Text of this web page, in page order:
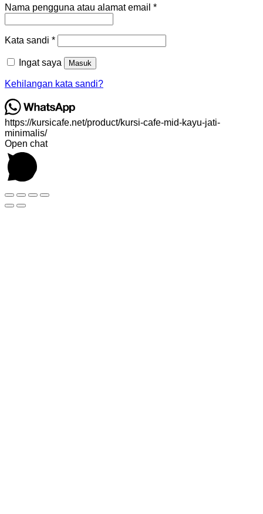
Nama pengguna atau alamat email *Wajib
Kata sandi *Wajib
Ingat saya Masuk
Kehilangan kata sandi?
https://kursicafe.net/product/kursi-cafe-mid-kayu-jati-
minimalis/
Open chat